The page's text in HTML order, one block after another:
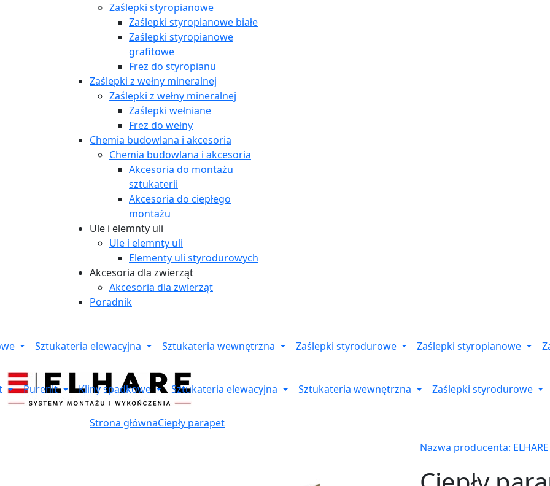
Zaślepki styropianowe
Zaślepki styropianowe białe
Zaślepki styropianowe
grafitowe
Frez do styropianu
Zaślepki z wełny mineralnej
Zaślepki z wełny mineralnej
Zaślepki wełniane
Frez do wełny
Chemia budowlana i akcesoria
Chemia budowlana i akcesoria
Akcesoria do montażu
sztukaterii
Akcesoria do ciepłego
montażu
Ule i elemnty uli
Ule i elemnty uli
Elementy uli styrodurowych
Akcesoria dla zwierząt
Akcesoria dla zwierząt
Poradnik
Sztukateria elewacyjna Sztukateria wewnętrzna Zaślepki styrodurowe Zaślepki styropianowe
Purenit Kliny spadkowe Sztukateria elewacyjna Sztukateria wewnętrzna Zaślepki styrodurowe
Strona głównaCiepły parapet
Nazwa producenta: ELHARE